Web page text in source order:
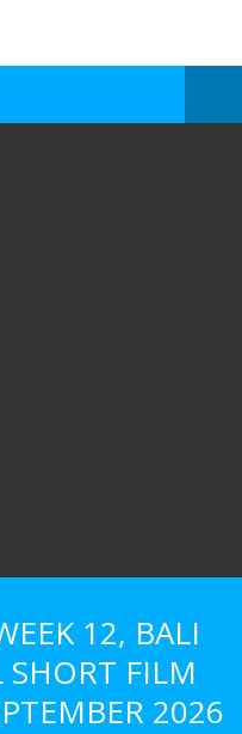
12, BALI
FILM
2026